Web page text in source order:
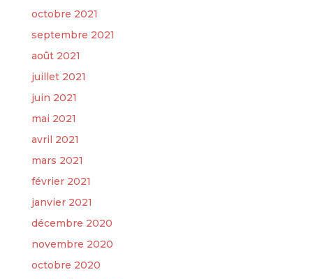
octobre 2021
septembre 2021
août 2021
juillet 2021
juin 2021
mai 2021
avril 2021
mars 2021
février 2021
janvier 2021
décembre 2020
novembre 2020
octobre 2020